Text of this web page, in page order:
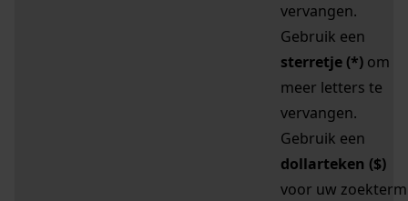
vervangen.
Gebruik een
sterretje (*) om
meer letters te
vervangen.
Gebruik een
dollarteken ($)
voor uw zoekterm